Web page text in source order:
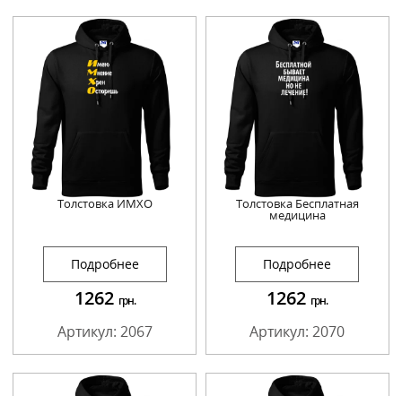
Толстовка ИМХО
Подробнее
1262 грн.
Артикул: 2067
Толстовка Бесплатная
медицина
Подробнее
1262 грн.
Артикул: 2070